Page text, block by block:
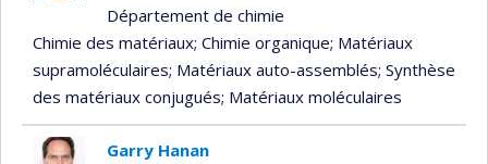
Département de chimie
Chimie des matériaux; Chimie organique; Matériaux
supramoléculaires; Matériaux auto-assemblés; Synthèse
des matériaux conjugués; Matériaux moléculaires
Garry Hanan